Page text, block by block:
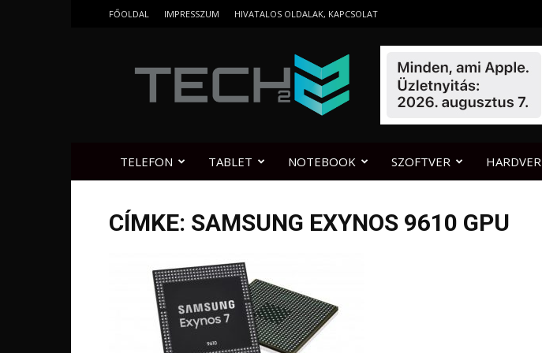
FŐOLDAL IMPRESSZUM HIVATALOS OLDALAK, KAPCSOLAT
TELEFON TABLET NOTEBOOK SZOFTVER HARDVER
CÍMKE: SAMSUNG EXYNOS 9610 GPU